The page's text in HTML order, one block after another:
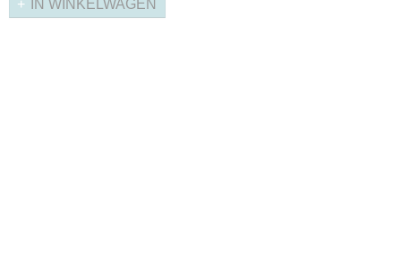
IN WINKELWAGEN